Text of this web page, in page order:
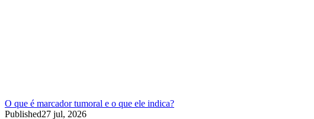
O que é marcador tumoral e o que ele indica?
Published27 jul, 2026